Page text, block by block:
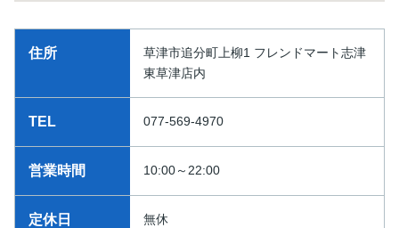
住所
草津市追分町上柳1 フレンドマート志津
東草津店内
TEL 077-569-4970
営業時間 10:00～22:00
定休日 無休